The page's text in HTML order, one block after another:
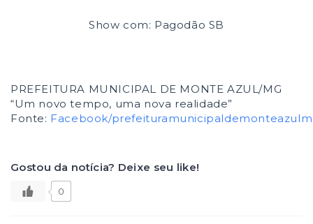
Show com: Pagodão SB
PREFEITURA MUNICIPAL DE MONTE AZUL/MG
“Um novo tempo, uma nova realidade”
Fonte: Facebook/
Gostou da notícia? Deixe seu like!
0